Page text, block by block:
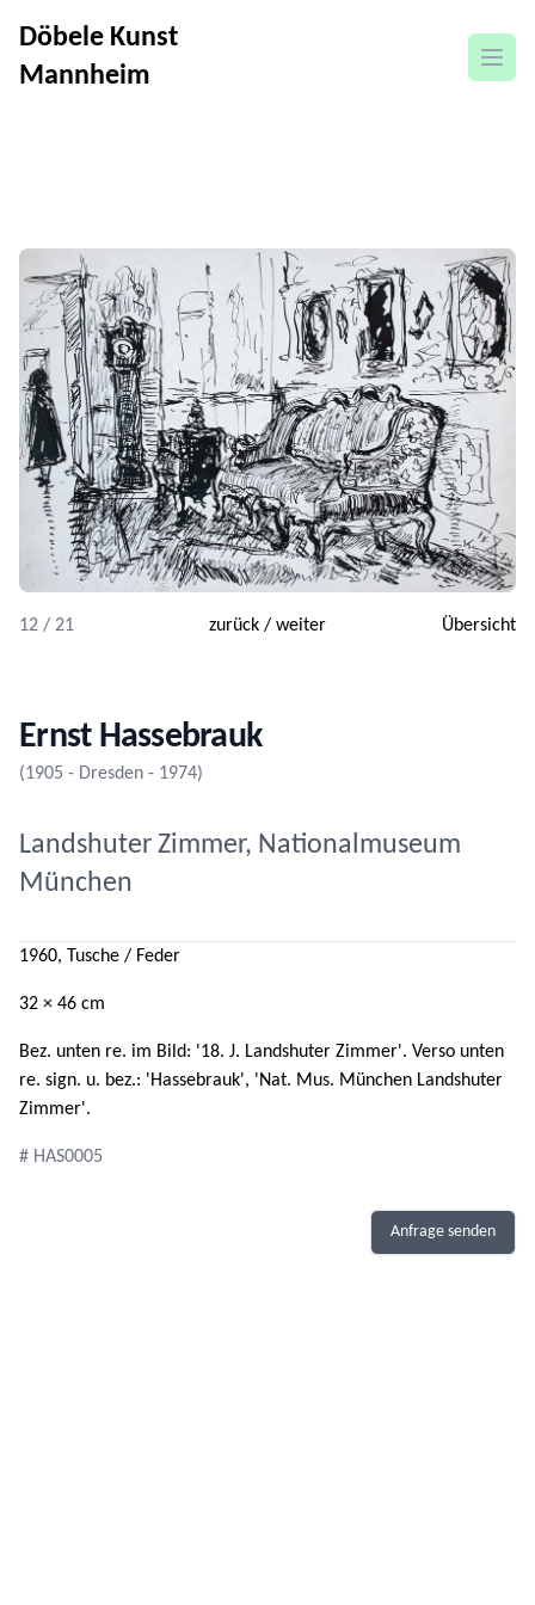
Döbele Kunst
Mannheim
12 / 21 zurück/ weiter Übersicht
Ernst Hassebrauk
(1905 - Dresden - 1974)
Landshuter Zimmer, Nationalmuseum
München
1960, Tusche / Feder
32 × 46 cm
Bez. unten re. im Bild: '18. J. Landshuter Zimmer'. Verso unten
re. sign. u. bez.: 'Hassebrauk', 'Nat. Mus. München Landshuter
Zimmer'.
# HAS0005
Anfrage senden